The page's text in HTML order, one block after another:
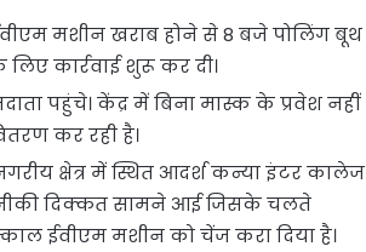
मशीन खराब होने से 8 बजे पोलिंग बूथ
कार्रवाई शुरू कर दी।
पहुंचे। केंद्र में बिना मास्क के प्रवेश नहीं
कर रही है।
क्षेत्र में स्थित आदर्श कन्या इंटर कालेज
दिक्कत सामने आई जिसके चलते
ईवीएम मशीन को चेंज करा दिया है।